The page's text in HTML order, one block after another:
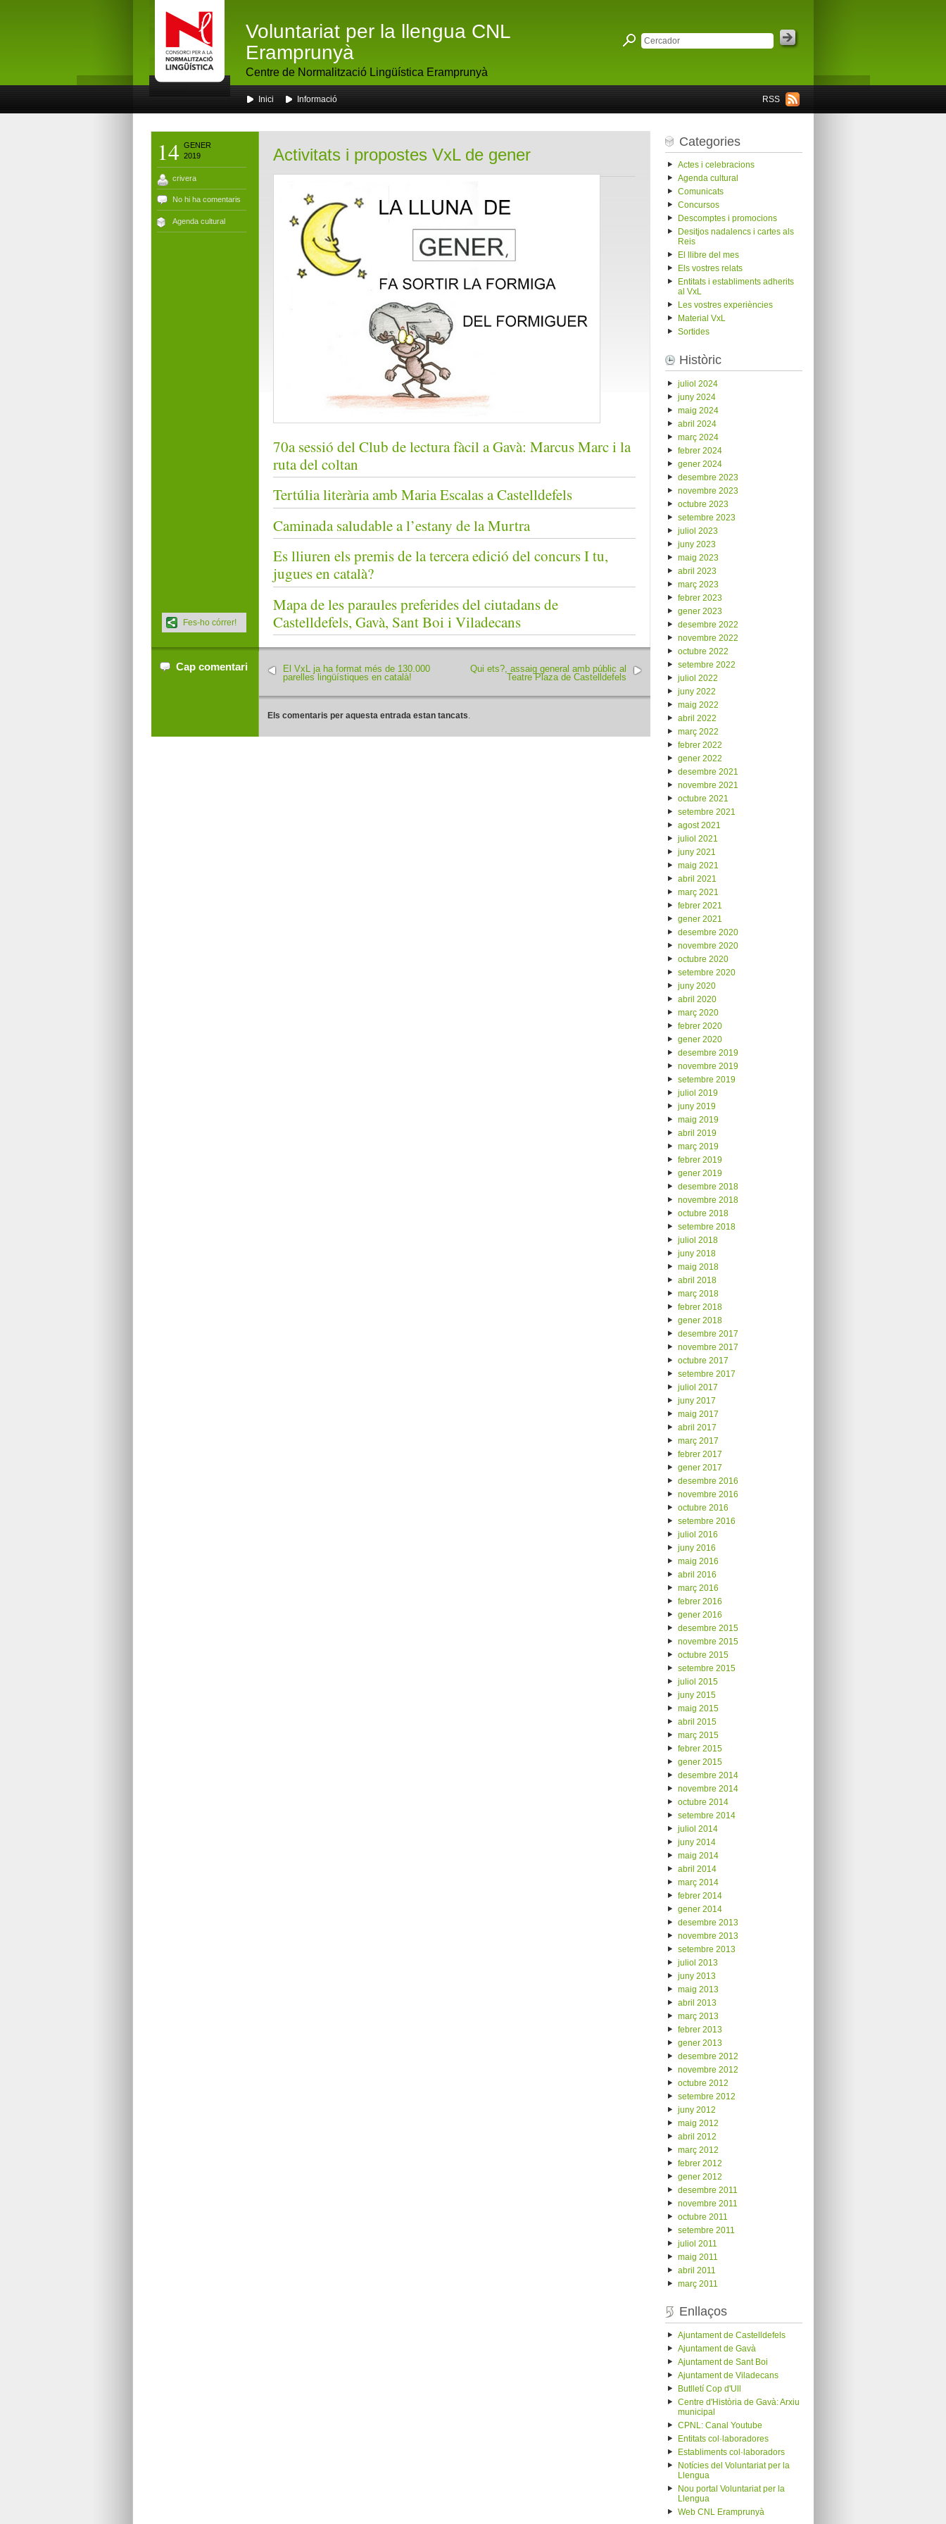
Voluntariat per la llengua CNL
Eramprunyà
Centre de Normalització Lingüística Eramprunyà
RSS
Inici Informació
14 GENER
2019
crivera
No hi ha comentaris
Agenda cultural
Activitats i propostes VxL de gener
70a sessió del Club de lectura fàcil a Gavà: Marcus Marc i la
ruta del coltan
Tertúlia literària amb Maria Escalas a Castelldefels
Caminada saludable a l’estany de la Murtra
Es lliuren els premis de la tercera edició del concurs I tu,
jugues en català?
Mapa de les paraules preferides del ciutadans de
Castelldefels, Gavà, Sant Boi i Viladecans
Fes-ho córrer!
Cap comentari
Qui ets?, assaig general amb públic al
Teatre Plaza de Castelldefels
El VxL ja ha format més de 130.000
parelles lingüístiques en català!
Els comentaris per aquesta entrada estan tancats.
Categories
Actes i celebracions
Agenda cultural
Comunicats
Concursos
Descomptes i promocions
Desitjos nadalencs i cartes als
Reis
El llibre del mes
Els vostres relats
Entitats i establiments adherits
al VxL
Les vostres experiències
Material VxL
Sortides
Històric
juliol 2024
juny 2024
maig 2024
abril 2024
març 2024
febrer 2024
gener 2024
desembre 2023
novembre 2023
octubre 2023
setembre 2023
juliol 2023
juny 2023
maig 2023
abril 2023
març 2023
febrer 2023
gener 2023
desembre 2022
novembre 2022
octubre 2022
setembre 2022
juliol 2022
juny 2022
maig 2022
abril 2022
març 2022
febrer 2022
gener 2022
desembre 2021
novembre 2021
octubre 2021
setembre 2021
agost 2021
juliol 2021
juny 2021
maig 2021
abril 2021
març 2021
febrer 2021
gener 2021
desembre 2020
novembre 2020
octubre 2020
setembre 2020
juny 2020
abril 2020
març 2020
febrer 2020
gener 2020
desembre 2019
novembre 2019
setembre 2019
juliol 2019
juny 2019
maig 2019
abril 2019
març 2019
febrer 2019
gener 2019
desembre 2018
novembre 2018
octubre 2018
setembre 2018
juliol 2018
juny 2018
maig 2018
abril 2018
març 2018
febrer 2018
gener 2018
desembre 2017
novembre 2017
octubre 2017
setembre 2017
juliol 2017
juny 2017
maig 2017
abril 2017
març 2017
febrer 2017
gener 2017
desembre 2016
novembre 2016
octubre 2016
setembre 2016
juliol 2016
juny 2016
maig 2016
abril 2016
març 2016
febrer 2016
gener 2016
desembre 2015
novembre 2015
octubre 2015
setembre 2015
juliol 2015
juny 2015
maig 2015
abril 2015
març 2015
febrer 2015
gener 2015
desembre 2014
novembre 2014
octubre 2014
setembre 2014
juliol 2014
juny 2014
maig 2014
abril 2014
març 2014
febrer 2014
gener 2014
desembre 2013
novembre 2013
setembre 2013
juliol 2013
juny 2013
maig 2013
abril 2013
març 2013
febrer 2013
gener 2013
desembre 2012
novembre 2012
octubre 2012
setembre 2012
juny 2012
maig 2012
abril 2012
març 2012
febrer 2012
gener 2012
desembre 2011
novembre 2011
octubre 2011
setembre 2011
juliol 2011
maig 2011
abril 2011
març 2011
Enllaços
Ajuntament de Castelldefels
Ajuntament de Gavà
Ajuntament de Sant Boi
Ajuntament de Viladecans
Butlletí Cop d'Ull
Centre d'Història de Gavà: Arxiu
municipal
CPNL: Canal Youtube
Entitats col·laboradores
Establiments col·laboradors
Notícies del Voluntariat per la
Llengua
Nou portal Voluntariat per la
Llengua
Web CNL Eramprunyà